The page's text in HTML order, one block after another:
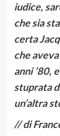
iudice,
che sia
certa
che
anni ’80,
stuprata
un’altra
// di